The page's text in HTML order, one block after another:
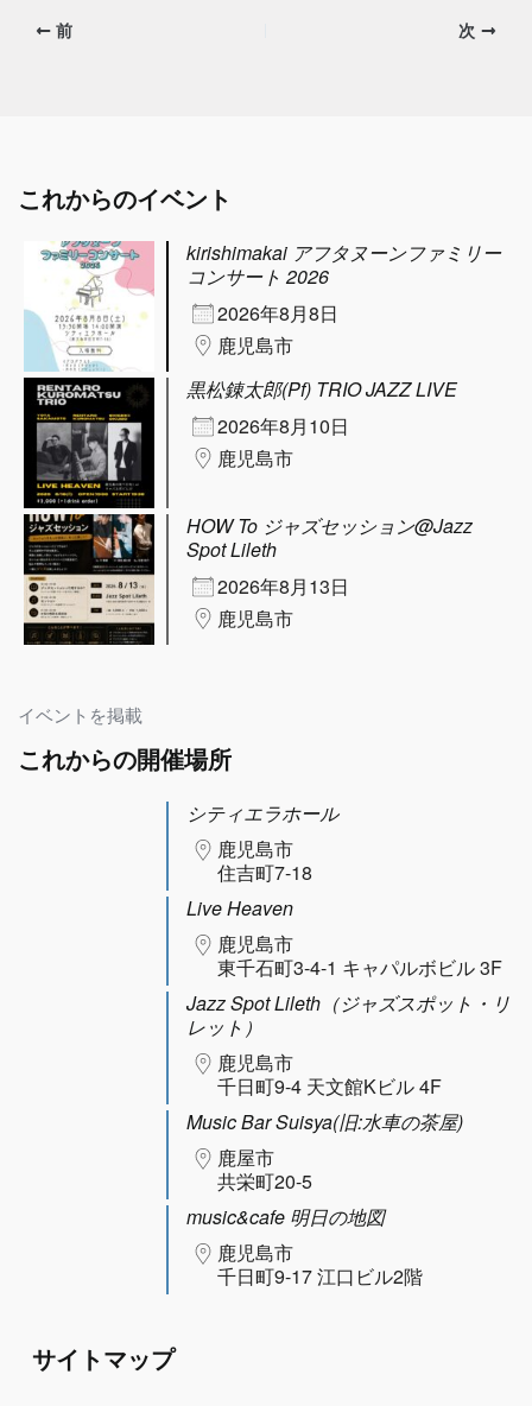
前 次
これからのイベント
kirishimakai アフタヌーンファミリー
コンサート 2026
2026年8月8日
鹿児島市
黒松錬太郎(Pf) TRIO JAZZ LIVE
2026年8月10日
鹿児島市
HOW To ジャズセッション@Jazz
Spot Lileth
2026年8月13日
鹿児島市
イベントを掲載
これからの開催場所
シティエラホール
鹿児島市
住吉町7-18
Live Heaven
鹿児島市
東千石町3-4-1 キャパルボビル 3F
Jazz Spot Lileth（ジャズスポット・リ
レット）
鹿児島市
千日町9-4 天文館Kビル 4F
Music Bar Suisya(旧:水車の茶屋)
鹿屋市
共栄町20-5
music&cafe 明日の地図
鹿児島市
千日町9-17 江口ビル2階
サイトマップ